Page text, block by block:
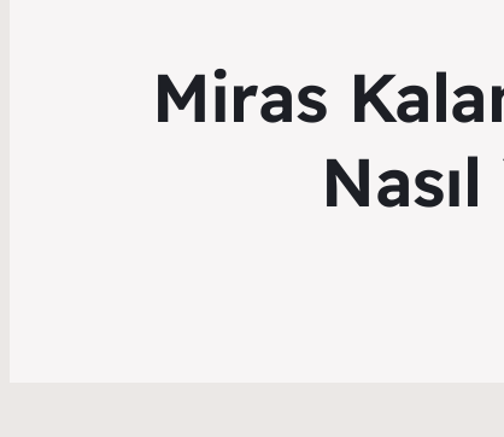
Miras